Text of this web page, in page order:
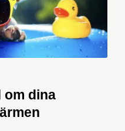
om dina